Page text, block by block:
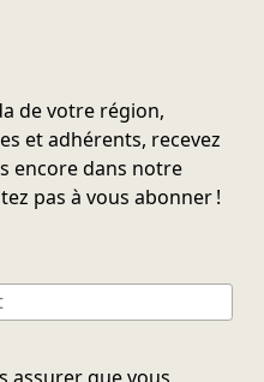
de votre région,
et adhérents, recevez
encore dans notre
pas à vous abonner !